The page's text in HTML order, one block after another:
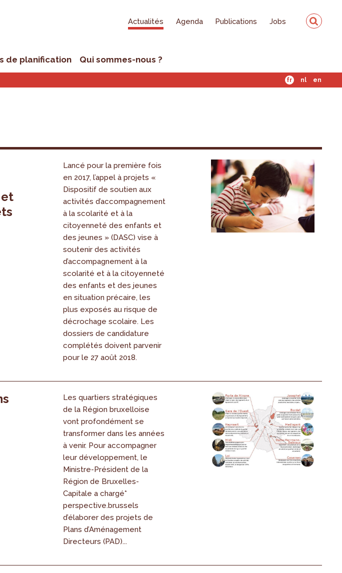
Actualités Agenda Publications Jobs
de planification Qui sommes-nous ?
fr nl en
Lancé pour la première fois
en 2017, l’appel à projets «
Dispositif de soutien aux
activités d’accompagnement
à la scolarité et à la
citoyenneté des enfants et
des jeunes » (DASC) vise à
soutenir des activités
d’accompagnement à la
scolarité et à la citoyenneté
des enfants et des jeunes
en situation précaire, les
plus exposés au risque de
décrochage scolaire. Les
dossiers de candidature
complétés doivent parvenir
pour le 27 août 2018.
Les quartiers stratégiques
de la Région bruxelloise
vont profondément se
transformer dans les années
à venir. Pour accompagner
leur développement, le
Ministre-Président de la
Région de Bruxelles-
Capitale a chargé*
perspective.brussels
d’élaborer des projets de
Plans d’Aménagement
Directeurs (PAD)...